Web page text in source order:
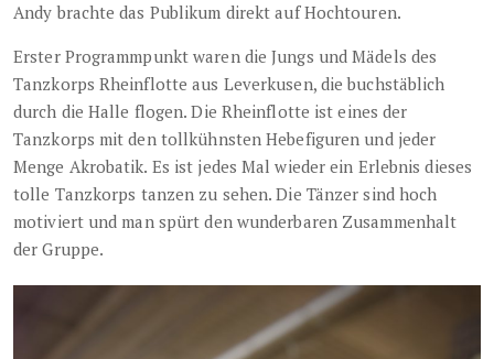
Andy brachte das Publikum direkt auf Hochtouren.
Erster Programmpunkt waren die Jungs und Mädels des
Tanzkorps Rheinflotte aus Leverkusen, die buchstäblich
durch die Halle flogen. Die Rheinflotte ist eines der
Tanzkorps mit den tollkühnsten Hebefiguren und jeder
Menge Akrobatik. Es ist jedes Mal wieder ein Erlebnis dieses
tolle Tanzkorps tanzen zu sehen. Die Tänzer sind hoch
motiviert und man spürt den wunderbaren Zusammenhalt
der Gruppe.